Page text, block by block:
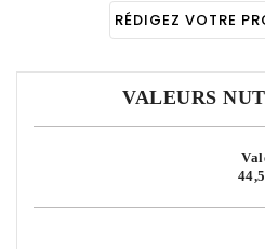
RÉDIGEZ VOTRE
VALEURS